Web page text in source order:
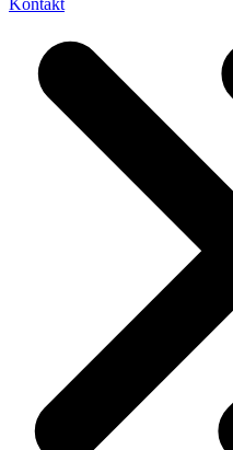
Kontakt